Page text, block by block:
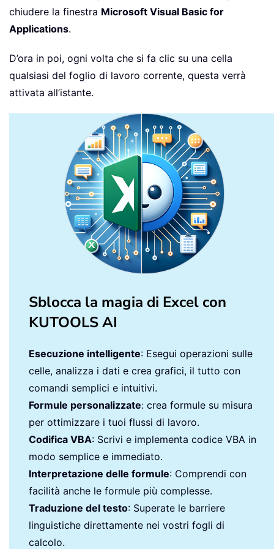
chiudere la finestra Microsoft Visual Basic for
Applications.
D’ora in poi, ogni volta che si fa clic su una cella
qualsiasi del foglio di lavoro corrente, questa verrà
attivata all’istante.
Sblocca la magia di Excel con
KUTOOLS AI
Esecuzione intelligente: Esegui operazioni sulle
celle, analizza i dati e crea grafici, il tutto con
comandi semplici e intuitivi.
Formule personalizzate: crea formule su misura
per ottimizzare i tuoi flussi di lavoro.
Codifica VBA: Scrivi e implementa codice VBA in
modo semplice e immediato.
Interpretazione delle formule: Comprendi con
facilità anche le formule più complesse.
Traduzione del testo: Superate le barriere
linguistiche direttamente nei vostri fogli di
calcolo.